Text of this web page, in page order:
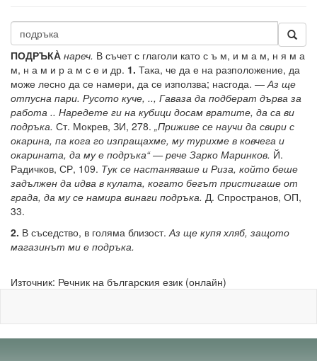
ПОДРЪКА̀ нареч. В съчет с глаголи като с ъ м, и м а м, н я м а
м, н а м и р а м с е и др. 1. Така, че да е на разположение, да
може лесно да се намери, да се използва; насгода. —Аз ще
отпусна пари. Русото куче, .., Гаваза да подберат дърва за
работа .. Наредете ги на кубици досам вратите, да са ви
подръка. Ст. Мокрев, ЗИ, 278. „Приживе се научи да свири с
окарина, па кога го изпращахме, му турихме в ковчега и
окарината, да му е подръка“ — рече Зарко Маринков. Й.
Радичков, СР, 109. Тук се настаняваше и Риза, който беше
задължен да идва в кулата, когато бегът пристигаше от
града, да му се намира винаги подръка. Д. Спространов, ОП,
33.
2. В съседство, в голяма близост.Аз ще купя хляб, защото
магазинът ми е подръка.
Източник: Речник на българския език (онлайн)